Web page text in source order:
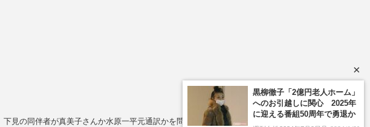
見の同伴者が真美子さんか水原一平元通訳かを問われた回答
×